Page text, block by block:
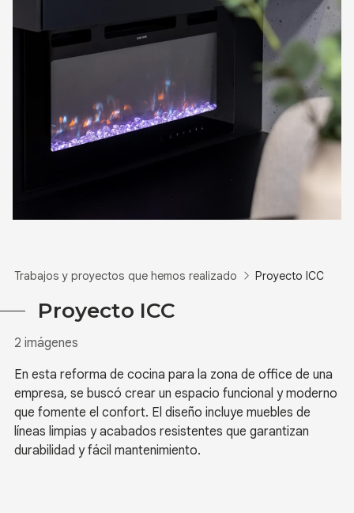
Trabajos y proyectos que hemos realizado Proyecto ICC
Proyecto ICC
2 imágenes
En esta reforma de cocina para la zona de office de una
empresa, se buscó crear un espacio funcional y moderno
que fomente el confort. El diseño incluye muebles de
líneas limpias y acabados resistentes que garantizan
durabilidad y fácil mantenimiento.